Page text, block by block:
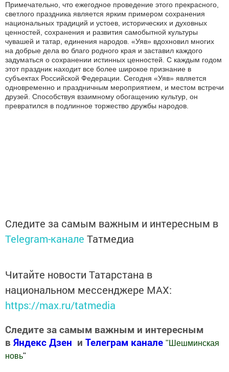
Примечательно, что ежегодное проведение этого прекрасного,
светлого праздника является ярким примером сохранения
национальных традиций и устоев, исторических и духовных
ценностей, сохранения и развития самобытной культуры
чувашей и татар, единения народов. «Уяв» вдохновил многих
на добрые дела во благо родного края и заставил каждого
задуматься о сохранении истинных ценностей. С каждым годом
этот праздник находит все более широкое признание в
субъектах Российской Федерации. Сегодня «Уяв» является
одновременно и праздничным мероприятием, и местом встречи
друзей. Способствуя взаимному обогащению культур, он
превратился в подлинное торжество дружбы народов.
Следите за самым важным и интересным в
Telegram-канале Татмедиа
Читайте новости Татарстана в
национальном мессенджере MАХ:
https://max.ru/tatmedia
Следите за самым важным и интересным
в Яндекс Дзен и Телеграм канале " Шешминская
новь"